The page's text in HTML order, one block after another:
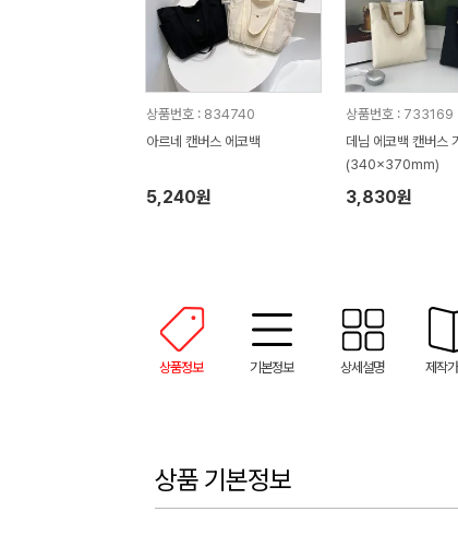
상품번호 : 834740
아르네 캔버스 에코백
5,240원
상품번호 : 733169
데님 에코백 캔버스
(340x370mm)
3,830원
상품정보 기본정보 상세설명 제작
상품 기본정보